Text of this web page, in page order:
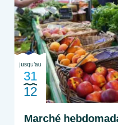
jusqu'au
31
12
Marché